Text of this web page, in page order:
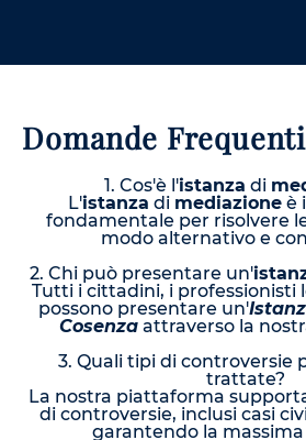
Domande Frequenti
1. Cos'è l'istanza di
L'istanza di mediazioneè
fondamentale per risolvere
modo alternativo e
2. Chi può presentare un'
Tutti i cittadini, i professionisti
possono presentare un'
Cosenzaattraverso la
3. Quali tipi di controversie
trattate?
La nostra piattaforma
di controversie, inclusi casi
garantendo la